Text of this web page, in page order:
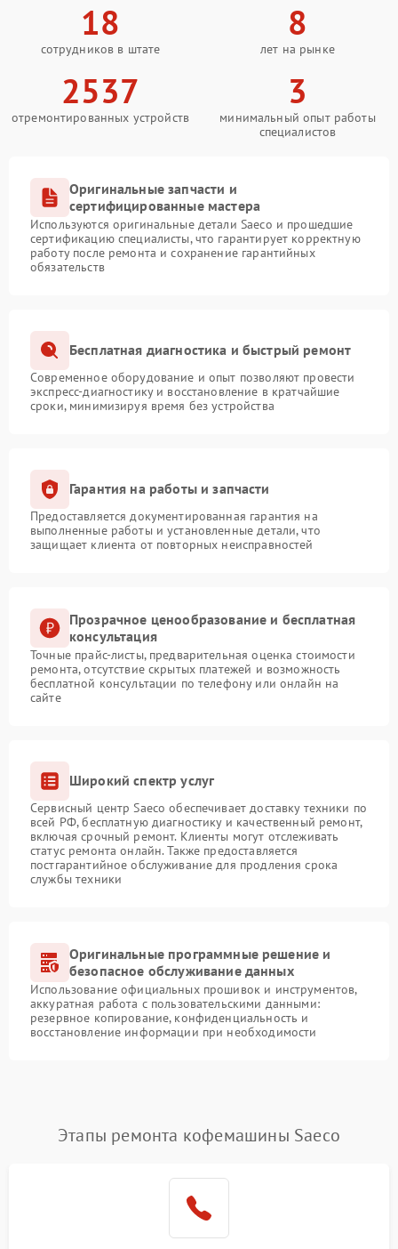
18
сотрудников в штате
8
лет на рынке
2537
отремонтированных устройств
3
минимальный опыт работы
специалистов
Оригинальные запчасти и
сертифицированные мастера
Используются оригинальные детали Saeco и прошедшие
сертификацию специалисты, что гарантирует корректную
работу после ремонта и сохранение гарантийных
обязательств
Бесплатная диагностика и быстрый ремонт
Современное оборудование и опыт позволяют провести
экспресс-диагностику и восстановление в кратчайшие
сроки, минимизируя время без устройства
Гарантия на работы и запчасти
Предоставляется документированная гарантия на
выполненные работы и установленные детали, что
защищает клиента от повторных неисправностей
Прозрачное ценообразование и бесплатная
консультация
Точные прайс-листы, предварительная оценка стоимости
ремонта, отсутствие скрытых платежей и возможность
бесплатной консультации по телефону или онлайн на
сайте
Широкий спектр услуг
Сервисный центр Saeco обеспечивает доставку техники по
всей РФ, бесплатную диагностику и качественный ремонт,
включая срочный ремонт. Клиенты могут отслеживать
статус ремонта онлайн. Также предоставляется
постгарантийное обслуживание для продления срока
службы техники
Оригинальные программные решение и
безопасное обслуживание данных
Использование официальных прошивок и инструментов,
аккуратная работа с пользовательскими данными:
резервное копирование, конфиденциальность и
восстановление информации при необходимости
Этапы ремонта кофемашины Saeco